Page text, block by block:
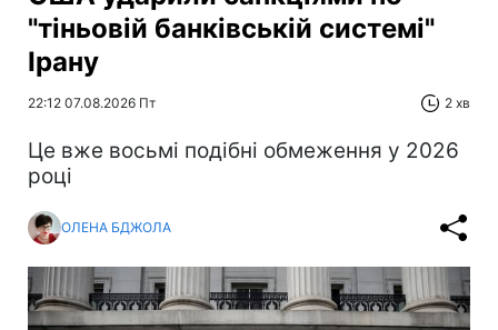
"тіньовій банківській системі"
Ірану
22:12 07.08.2026 Пт 2 хв
Це вже восьмі подібні обмеження у 2026
році
ОЛЕНА БДЖОЛА